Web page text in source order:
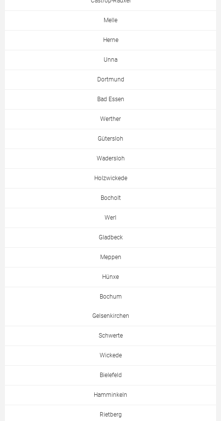
Melle
Herne
Unna
Dortmund
Bad Essen
Werther
Gütersloh
Wadersloh
Holzwickede
Bocholt
Werl
Gladbeck
Meppen
Hünxe
Bochum
Gelsenkirchen
Schwerte
Wickede
Bielefeld
Hamminkeln
Rietberg